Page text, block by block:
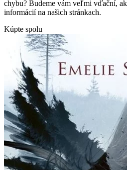
chybu? Budeme vám veľmi vďační,
informácií na našich stránkach.
Kúpte spolu